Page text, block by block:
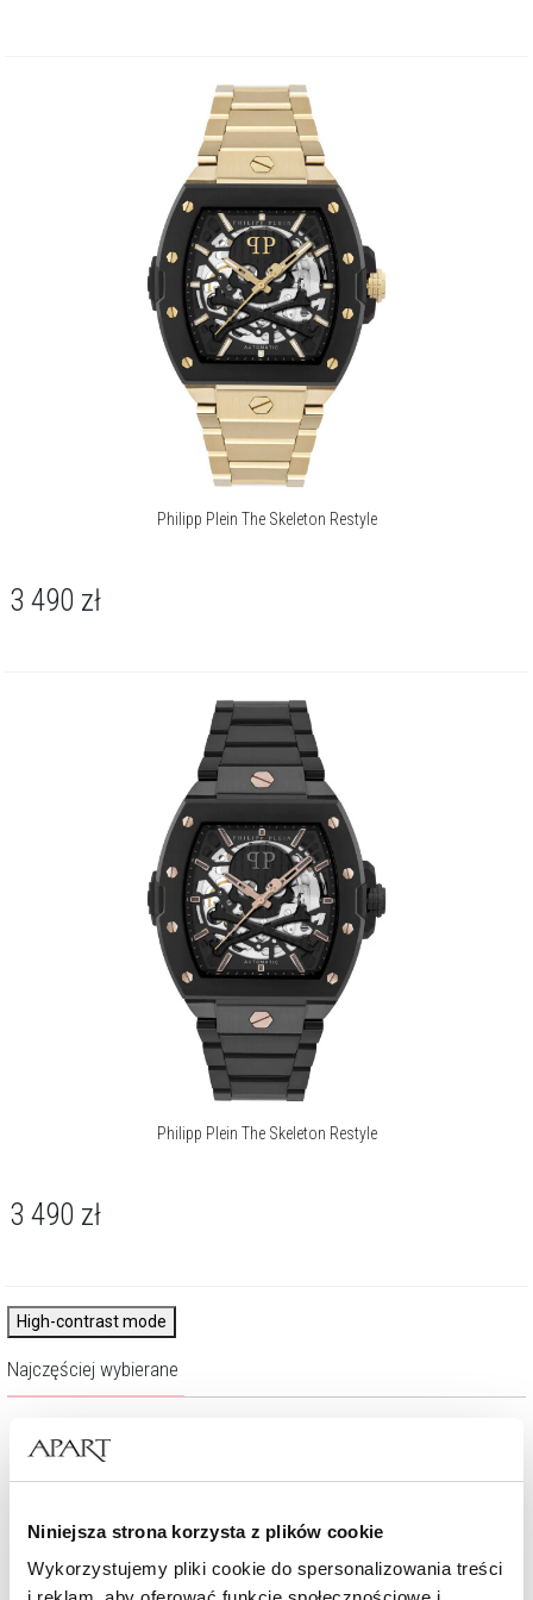
Niniejsza strona korzysta z plików cookie
Wykorzystujemy pliki cookie do spersonalizowania treści
Philipp Plein The Skeleton Restyle
3 490 zł
Philipp Plein The Skeleton Restyle
3 490 zł
High-contrast mode
Najczęściej wybierane